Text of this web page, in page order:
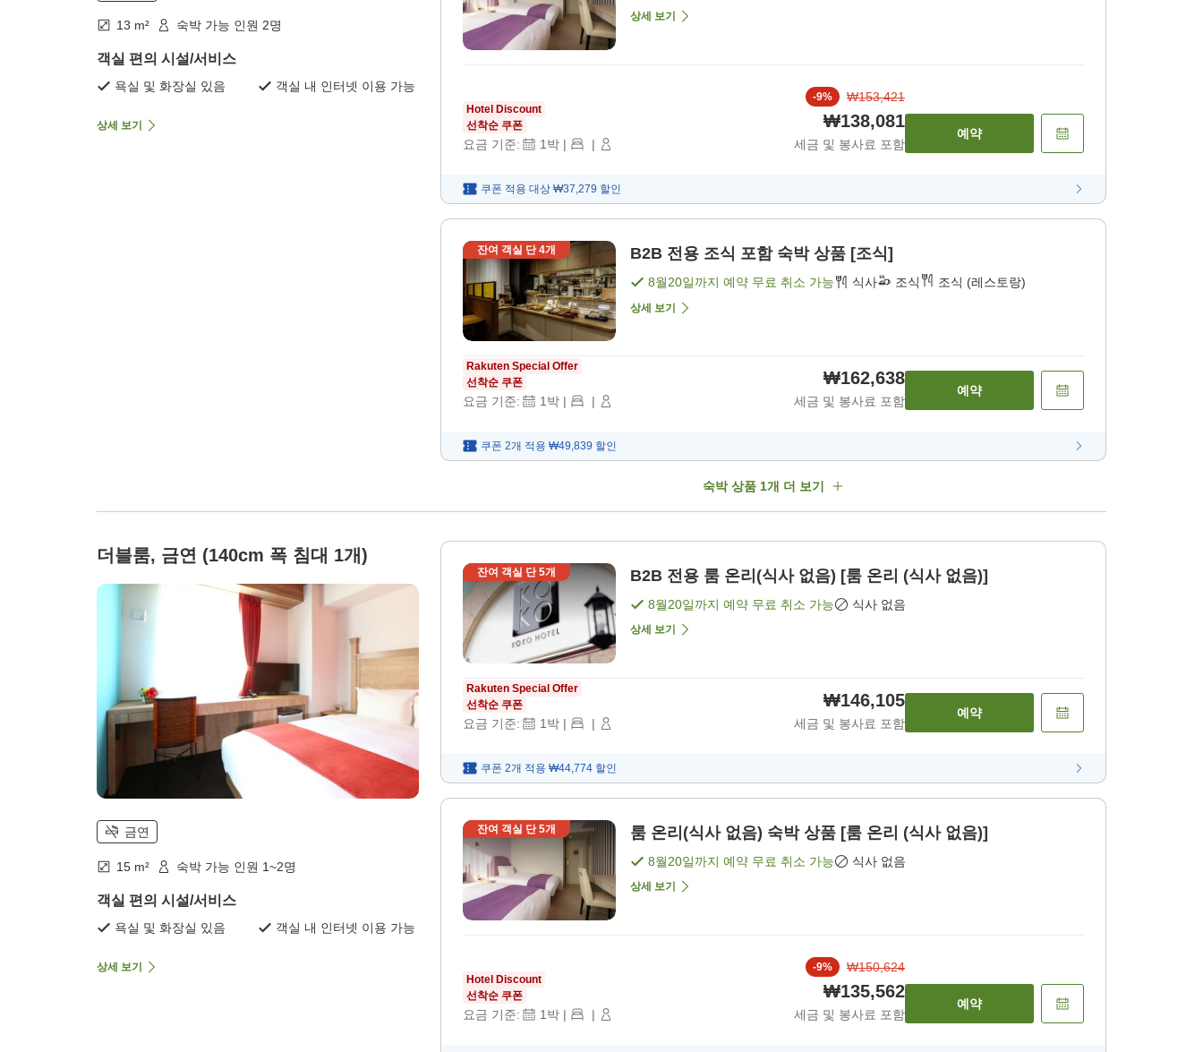
13 m² 숙박 가능 인원 2명
객실 편의 시설/서비스
욕실 및 화장실 있음 객실 내 인터넷 이용 가능
상세 보기
상세 보기
Hotel Discount
선착순 쿠폰
요금 기준: 1박 | |
-9% ₩153,421
₩138,081
세금 및 봉사료 포함
예약
쿠폰 적용 대상 ₩37,279 할인
잔여 객실 단4개 B2B 전용 조식 포함 숙박 상품 [조식]
8월20일까지 예약 무료 취소 가능 식사 조식 조식 (레스토랑)
상세 보기
Rakuten Special Offer
선착순 쿠폰
요금 기준: 1박 | |
₩162,638
세금 및 봉사료 포함
예약
쿠폰 2개 적용 ₩49,839 할인
숙박 상품 1개 더 보기
더블룸, 금연 (140cm 폭 침대 1개)
금연
15 m² 숙박 가능 인원 1~2명
객실 편의 시설/서비스
욕실 및 화장실 있음 객실 내 인터넷 이용 가능
상세 보기
잔여 객실 단5개 B2B 전용 룸 온리(식사 없음) [룸 온리 (식사 없음)]
8월20일까지 예약 무료 취소 가능 식사 없음
상세 보기
Rakuten Special Offer
선착순 쿠폰
요금 기준: 1박 | |
₩146,105
세금 및 봉사료 포함
예약
쿠폰 2개 적용 ₩44,774 할인
잔여 객실 단5개 룸 온리(식사 없음) 숙박 상품 [룸 온리 (식사 없음)]
8월20일까지 예약 무료 취소 가능 식사 없음
상세 보기
Hotel Discount
선착순 쿠폰
요금 기준: 1박 | |
-9% ₩150,624
₩135,562
세금 및 봉사료 포함
예약